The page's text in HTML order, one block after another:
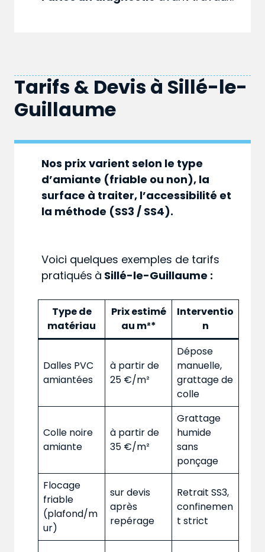
Tarifs & Devis à Sillé-le-
Guillaume
Nos prix varient selon le type
d’amiante (friable ou non), la
surface à traiter, l’accessibilité et
la méthode (SS3 / SS4).
Voici quelques exemples de tarifs
pratiqués à Sillé-le-Guillaume :
Type de
matériau
Prix estimé
au m²*
Interventio
n
Dalles PVC
amiantées
à partir de
25 €/m²
Dépose
manuelle,
grattage de
colle
Colle noire
amiante
à partir de
35 €/m²
Grattage
humide
sans
ponçage
Flocage
friable
(plafond/m
ur)
sur devis
après
repérage
Retrait SS3,
confinemen
t strict